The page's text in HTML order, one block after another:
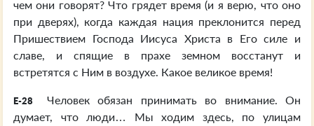
чем они говорят? Что грядет время (и я верю, что оно
при дверях), когда каждая нация преклонится перед
Пришествием Господа Иисуса Христа в Его силе и
славе, и спящие в прахе земном восстанут и
встретятся с Ним в воздухе. Какое великое время!
E-28
Человек обязан принимать во внимание. Он
думает, что люди… Мы ходим здесь, по улицам